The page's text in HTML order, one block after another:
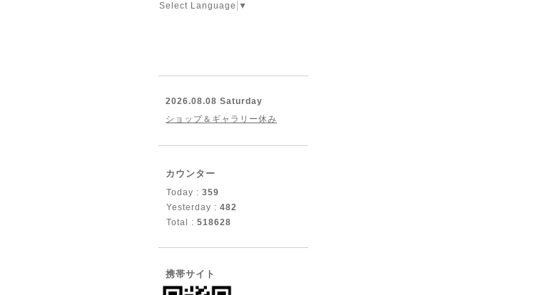
Select Language ▼
2026.08.08 Saturday
ショップ＆ギャラリー休み
カウンター
Today : 359
Yesterday : 482
Total : 518628
携帯サイト